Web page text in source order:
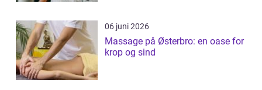
06 juni 2026
Massage på Østerbro: en oase for
krop og sind